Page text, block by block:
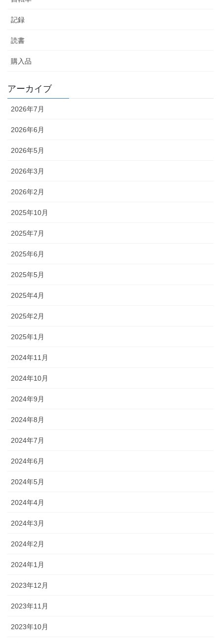
記録
読書
購入品
アーカイブ
2026年7月
2026年6月
2026年5月
2026年3月
2026年2月
2025年10月
2025年7月
2025年6月
2025年5月
2025年4月
2025年2月
2025年1月
2024年11月
2024年10月
2024年9月
2024年8月
2024年7月
2024年6月
2024年5月
2024年4月
2024年3月
2024年2月
2024年1月
2023年12月
2023年11月
2023年10月